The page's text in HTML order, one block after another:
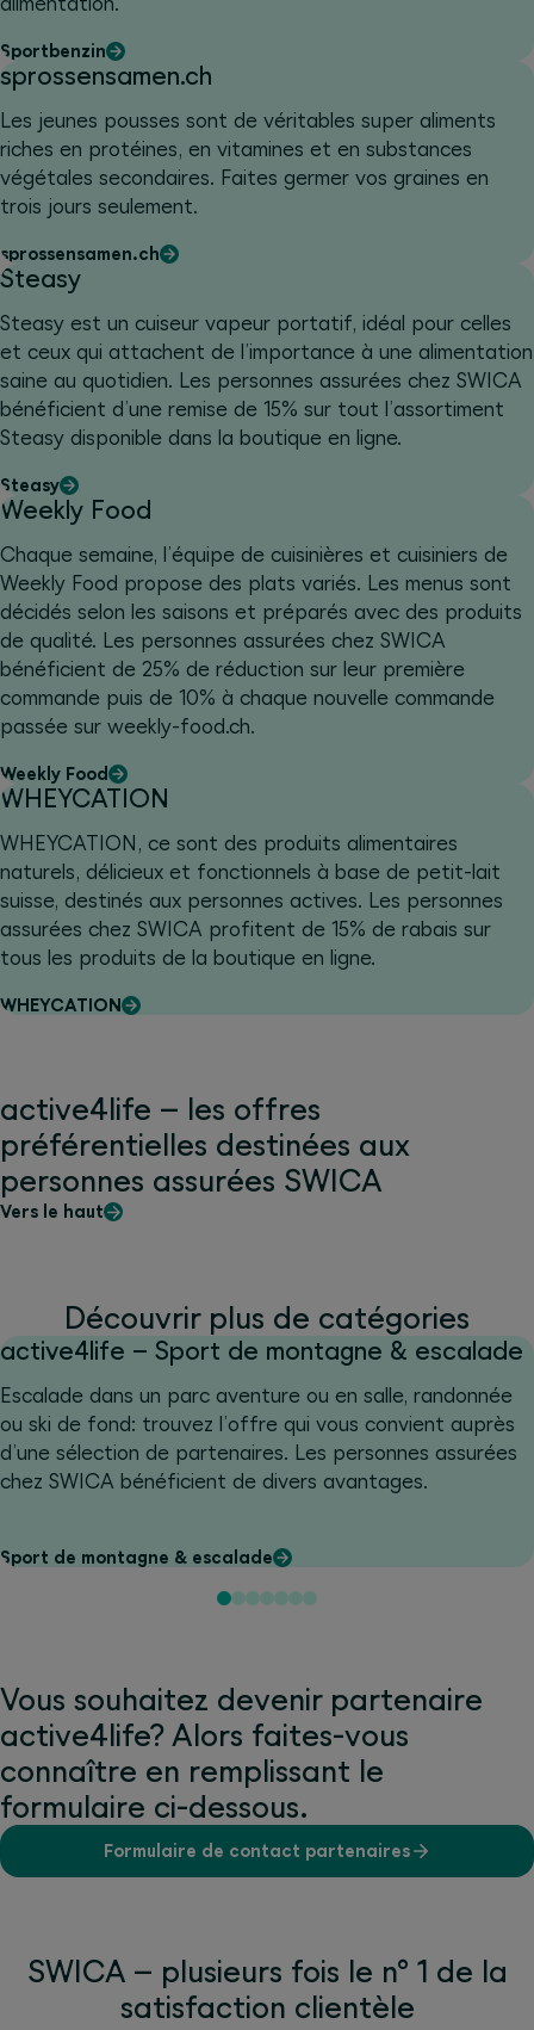
Sportbenzin
sprossensamen.ch
Les jeunes pousses sont de véritables super aliments
riches en protéines, en vitamines et en substances
végétales secondaires. Faites germer vos graines en
trois jours seulement.
sprossensamen.ch
Steasy
Steasy est un cuiseur vapeur portatif, idéal pour celles
et ceux qui attachent de l’importance à une alimentation
saine au quotidien. Les personnes assurées chez SWICA
bénéficient d’une remise de 15% sur tout l’assortiment
Steasy disponible dans la boutique en ligne.
Steasy
Weekly Food
Chaque semaine, l’équipe de cuisinières et cuisiniers de
Weekly Food propose des plats variés. Les menus sont
décidés selon les saisons et préparés avec des produits
de qualité. Les personnes assurées chez SWICA
bénéficient de 25% de réduction sur leur première
commande puis de 10% à chaque nouvelle commande
passée sur weekly-food.ch.
Weekly Food
WHEYCATION
WHEYCATION, ce sont des produits alimentaires
naturels, délicieux et fonctionnels à base de petit-lait
suisse, destinés aux personnes actives. Les personnes
assurées chez SWICA profitent de 15% de rabais sur
tous les produits de la boutique en ligne.
WHEYCATION
active4life – les offres
préférentielles destinées aux
personnes assurées SWICA
Vers le haut
Découvrir plus de catégories
active4life – Sport de montagne & escalade
Escalade dans un parc aventure ou en salle, randonnée
ou ski de fond: trouvez l’offre qui vous convient auprès
d’une sélection de partenaires. Les personnes assurées
chez SWICA bénéficient de divers avantages.
Sport de montagne & escalade
Vous souhaitez devenir partenaire
active4life? Alors faites-vous
connaître en remplissant le
formulaire ci-dessous.
Formulaire de contact partenaires
SWICA – plusieurs fois le n° 1 de la
satisfaction clientèle